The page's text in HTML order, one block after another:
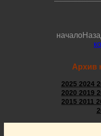
начало
Архив
2025 2024
2020 2019
20152011